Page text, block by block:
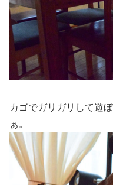
カゴでガリガリして遊
ぁ。